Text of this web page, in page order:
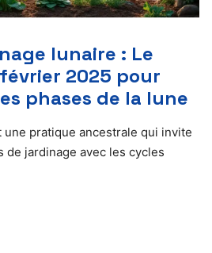
lunaire : Le
2025 pour
phases de la lune
une pratique ancestrale qui invite
de jardinage avec les cycles